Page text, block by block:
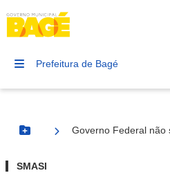
Prefeitura de Bagé
Botão Menu
Governo Federal não
SMASI